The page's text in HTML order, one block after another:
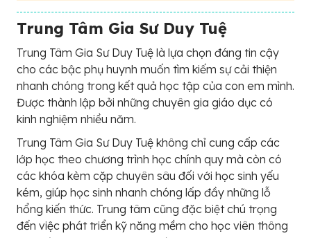
Trung Tâm Gia Sư Duy Tuệ
Trung Tâm Gia Sư Duy Tuệ là lựa chọn đáng tin cậy
cho các bậc phụ huynh muốn tìm kiếm sự cải thiện
nhanh chóng trong kết quả học tập của con em mình.
Được thành lập bởi những chuyên gia giáo dục có
kinh nghiệm nhiều năm.
Trung Tâm Gia Sư Duy Tuệ không chỉ cung cấp các
lớp học theo chương trình học chính quy mà còn có
các khóa kèm cặp chuyên sâu đối với học sinh yếu
kém, giúp học sinh nhanh chóng lấp đầy những lỗ
hổng kiến thức. Trung tâm cũng đặc biệt chú trọng
đến việc phát triển kỹ năng mềm cho học viên thông